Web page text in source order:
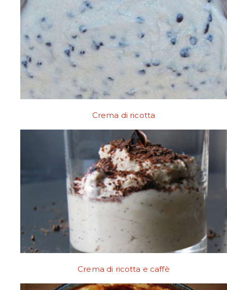
Crema di ricotta
Crema di ricotta e caffè